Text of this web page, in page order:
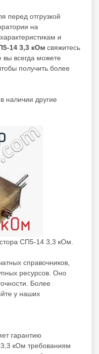
перед отгрузкой
на
и
14 3,3 кОм свяжитесь
всегда можете
получить более
наличии другие
СП5-14 3,3 кОм.
справочников,
ресурсов. Оно
Более
у наших
гарантию
3,3 кОм требованиям